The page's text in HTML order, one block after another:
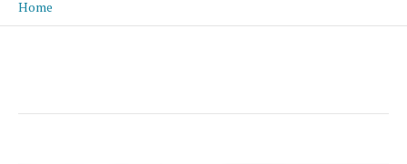
Home